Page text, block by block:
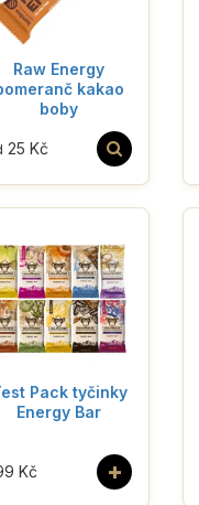
Raw Energy
kakao
boby
25 Kč
Pack tyčinky
Energy Bar
+
Kč